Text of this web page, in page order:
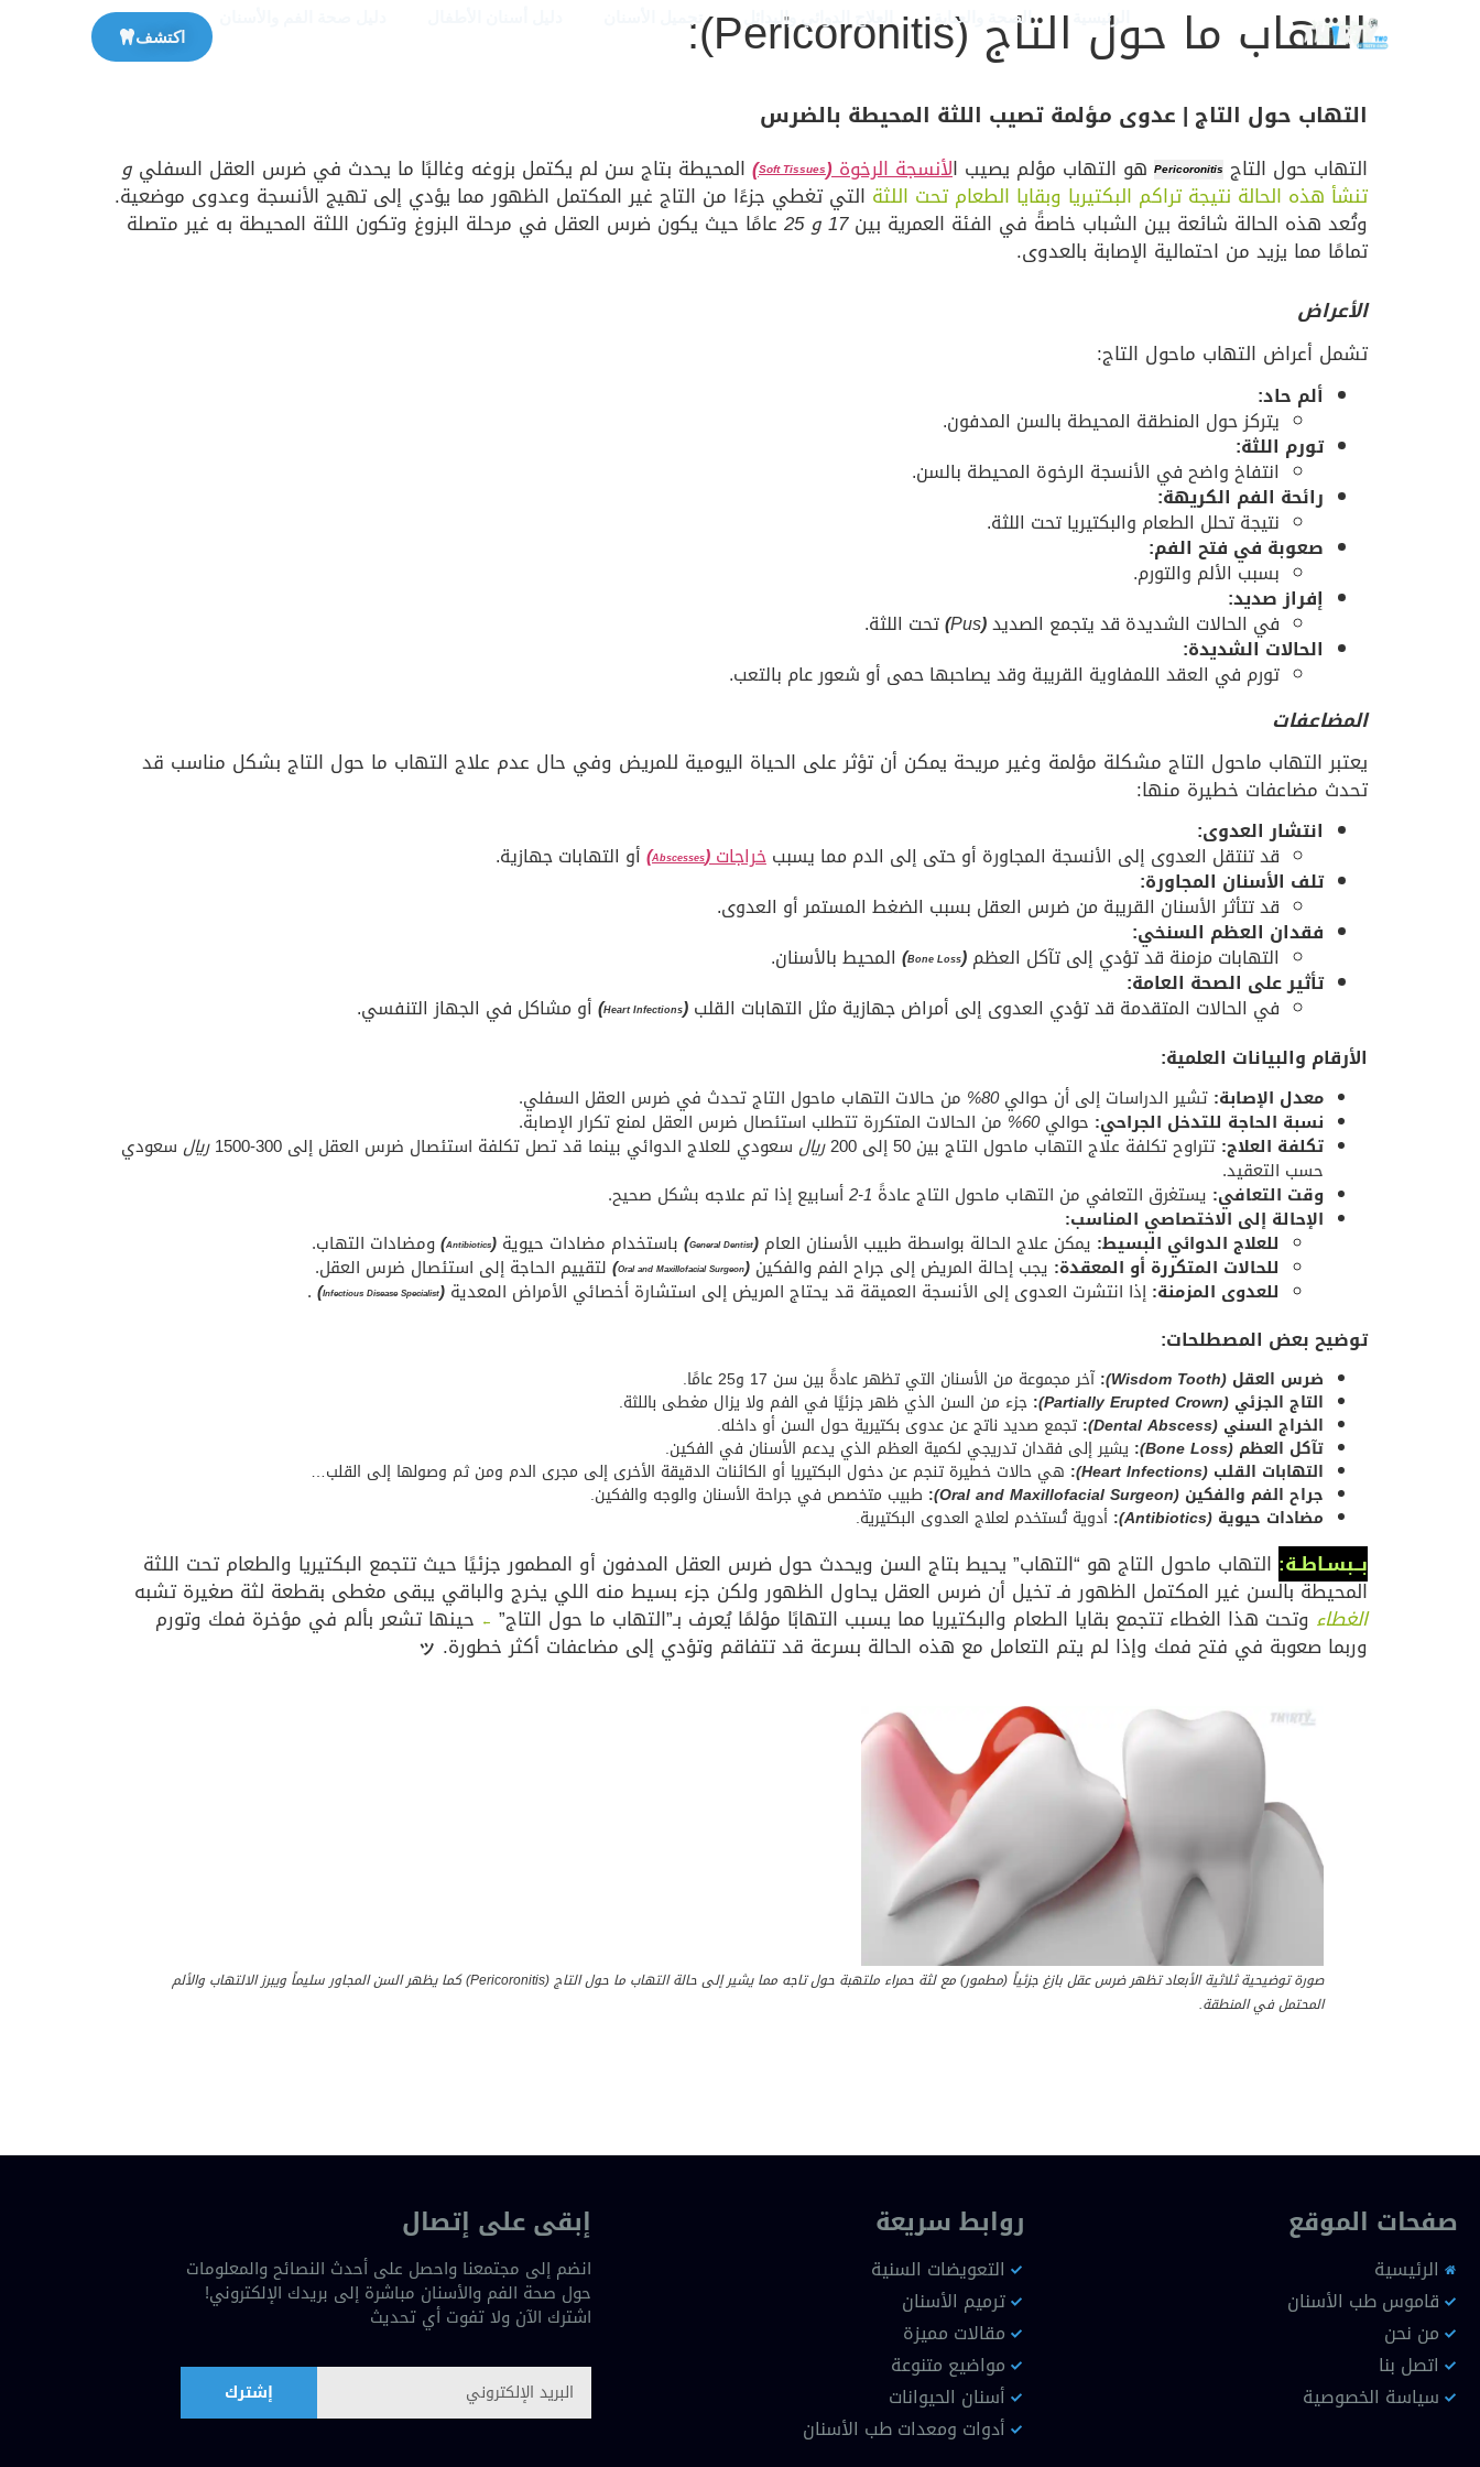
الرئيسية الصحة والعناية العلاج الدوائي والبدائل
اكتشف
التهاب ما حول التاج (Pericoronitis):
التهاب حول التاج | عدوى مؤلمة تصيب اللثة المحيطة بالضرس
التهاب حول التاج Pericoronitis هو التهاب مؤلم يصيب الأنسجة الرخوة(
Soft Tissues
) المحيطة بتاج سن لم يكتمل بزوغه وغالبًا ما يحدث في ضرس العقل السفلي و
تنشأ هذه الحالة نتيجة تراكم البكتيريا وبقايا الطعام تحت اللثة التي تغطي جزءًا من التاج غير المكتمل الظهور مما يؤدي إلى تهيج الأنسجة وعدوى موضعية.
وتُعد هذه الحالة شائعة بين الشباب خاصةً في الفئة العمرية بين17 و 25 عامًا حيث يكون ضرس العقل في مرحلة البزوغ وتكون اللثة المحيطة به غير متصلة
تمامًا مما يزيد من احتمالية الإصابة بالعدوى.
الأعراض
تشمل أعراض التهاب ماحول التاج:
ألم حاد:
يتركز حول المنطقة المحيطة بالسن المدفون.
تورم اللثة:
انتفاخ واضح في الأنسجة الرخوة المحيطة بالسن.
رائحة الفم الكريهة:
نتيجة تحلل الطعام والبكتيريا تحت اللثة.
صعوبة في فتح الفم:
بسبب الألم والتورم.
إفراز صديد:
في الحالات الشديدة قد يتجمع الصديد(
Pus
)تحت اللثة.
الحالات الشديدة:
تورم في العقد اللمفاوية القريبة وقد يصاحبها حمى أو شعور عام بالتعب.
المضاعفات
يعتبر التهاب ماحول التاج مشكلة مؤلمة وغير مريحة يمكن أن تؤثر على الحياة اليومية للمريض وفي حال عدم علاج التهاب ما حول التاج بشكل مناسب قد
تحدث مضاعفات خطيرة منها:
انتشار العدوى:
قد تنتقل العدوى إلى الأنسجة المجاورة أو حتى إلى الدم مما يسبب خراجات(
Abscesses
) أو التهابات جهازية.
تلف الأسنان المجاورة:
قد تتأثر الأسنان القريبة من ضرس العقل بسبب الضغط المستمر أو العدوى.
فقدان العظم السنخي:
التهابات مزمنة قد تؤدي إلى تآكل العظم (
Bone Loss
) المحيط بالأسنان.
تأثير على الصحة العامة:
في الحالات المتقدمة قد تؤدي العدوى إلى أمراض جهازية مثل التهابات القلب (
Heart Infections
) أو مشاكل في الجهاز التنفسي.
الأرقام والبيانات العلمية:
معدل الإصابة: تشير الدراسات إلى أن حوالي80% من حالات التهاب ماحول التاج تحدث في ضرس العقل السفلي.
نسبة الحاجة للتدخل الجراحي: حوالي60% من الحالات المتكررة تتطلب استئصال ضرس العقل لمنع تكرار الإصابة.
تكلفة العلاج: تتراوح تكلفة علاج التهاب ماحول التاج بين 50 إلى 200 ريال سعودي للعلاج الدوائي بينما قد تصل تكلفة استئصال ضرس العقل إلى 300-1500 ريال سعودي
حسب التعقيد.
وقت التعافي: يستغرق التعافي من التهاب ماحول التاج عادةً 1-2 أسابيع إذا تم علاجه بشكل صحيح.
الإحالة إلى الاختصاصي المناسب:
للعلاج الدوائي البسيط: يمكن علاج الحالة بواسطة طبيب الأسنان العام (
General Dentist
) باستخدام مضادات حيوية (
Antibiotics
)ومضادات التهاب.
للحالات المتكررة أو المعقدة: يجب إحالة المريض إلى جراح الفم والفكين (
Oral and Maxillofacial Surgeon
) لتقييم الحاجة إلى استئصال ضرس العقل.
للعدوى المزمنة: إذا انتشرت العدوى إلى الأنسجة العميقة قد يحتاج المريض إلى استشارة أخصائي الأمراض المعدية (
Infectious Disease Specialist
)
.
توضيح بعض المصطلحات:
ضرس العقل (Wisdom Tooth)
:آخر مجموعة من الأسنان التي تظهر عادةً بين سن 17 و25 عامًا.
التاج الجزئي (Partially Erupted Crown)
: جزء من السن الذي ظهر جزئيًا في الفم ولا يزال مغطى باللثة.
الخراج السني (Dental Abscess)
: تجمع صديد ناتج عن عدوى بكتيرية حول السن أو داخله.
تآكل العظم (Bone Loss)
: يشير إلى فقدان تدريجي لكمية العظم الذي يدعم الأسنان في الفكين.
التهابات القلب (Heart Infections)
: هي حالات خطيرة تنجم عن دخول البكتيريا أو الكائنات الدقيقة الأخرى إلى مجرى الدم ومن ثم وصولها إلى القلب…
جراح الفم والفكين (Oral and Maxillofacial Surgeon)
: طبيب متخصص في جراحة الأسنان والوجه والفكين.
مضادات حيوية (Antibiotics)
: أدوية تُستخدم لعلاج العدوى البكتيرية.
بــبسـاطـة: التهاب ماحول التاج هو “التهاب” يحيط بتاج السن ويحدث حول ضرس العقل المدفون أو المطمور جزئيًا حيث تتجمع البكتيريا والطعام تحت اللثة
المحيطة بالسن غير المكتمل الظهور فـ تخيل أن ضرس العقل يحاول الظهور ولكن جزء بسيط منه اللي يخرج والباقي يبقى مغطى بقطعة لثة صغيرة تشبه
الغطاء وتحت هذا الغطاء تتجمع بقايا الطعام والبكتيريا مما يسبب التهابًا مؤلمًا يُعرف بـ”التهاب ما حول التاج” ← حينها تشعر بألم في مؤخرة فمك وتورم
وربما صعوبة في فتح فمك وإذا لم يتم التعامل مع هذه الحالة بسرعة قد تتفاقم وتؤدي إلى مضاعفات أكثر خطورة. ッ
صورة توضيحية ثلاثية الأبعاد تظهر ضرس عقل بازغ جزئياً (مطمور) مع لثة حمراء ملتهبة حول تاجه مما يشير إلى حالة التهاب ما حول التاج(Pericoronitis)
كما يظهر السن المجاور سليماً ويبرز الالتهاب والألم
المحتمل في المنطقة.
صفحات الموقع
الرئيسية
قاموس طب الأسنان
من نحن
اتصل بنا
سياسة الخصوصية
روابط سريعة
التعويضات السنية
ترميم الأسنان
مقالات مميزة
مواضيع متنوعة
أسنان الحيوانات
أدوات ومعدات طب الأسنان
إبقى على إتصال
انضم إلى مجتمعنا واحصل على أحدث النصائح والمعلومات
حول صحة الفم والأسنان مباشرة إلى بريدك الإلكتروني!
اشترك الآن ولا تفوت أي تحديث
إشترك